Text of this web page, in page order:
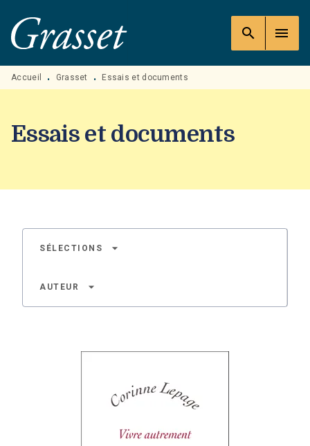
MENU RECHERCHE
PIED DE PAGE
search menu
Accueil • Grasset • Essais et documents
Essais et documents
SÉLECTIONS arrow_drop_down
AUTEUR arrow_drop_down